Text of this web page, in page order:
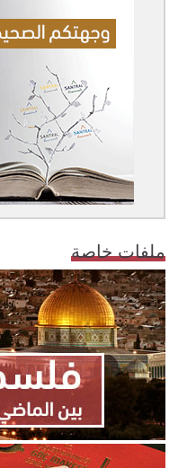
ملفات خاصة